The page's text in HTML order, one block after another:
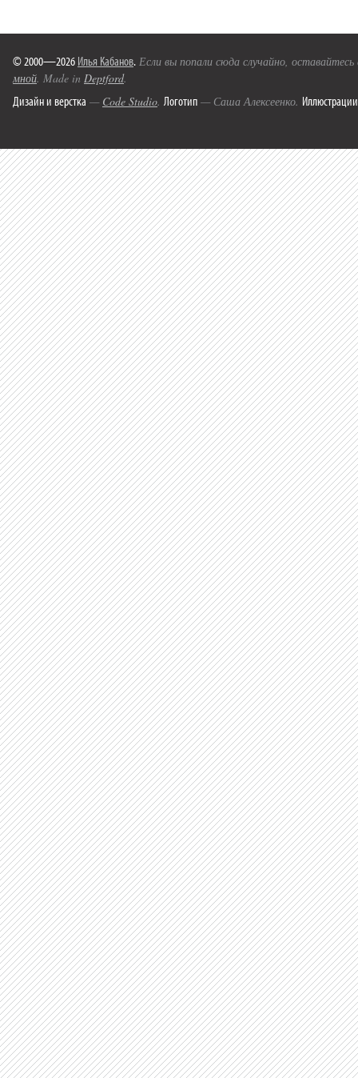
© 2000—2026 Илья Кабанов. Если вы попали сюда случайно,
мной. Made in Deptford.
Дизайн и верстка — Code Studio. Логотип — Саша Алексеенко. Иллюстрации